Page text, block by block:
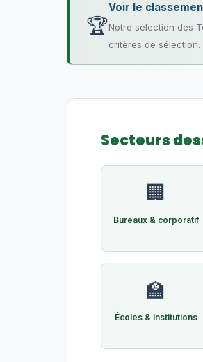
🏆
Voir le
Notre sélection des
critères de sélection.
Secteurs
🏢
Bureaux & corporatif
🏫
Écoles & institutions